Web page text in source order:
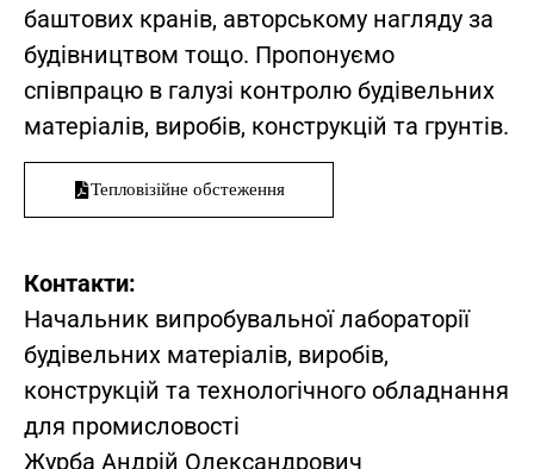
баштових кранів, авторському нагляду за
будівництвом тощо. Пропонуємо
співпрацю в галузі контролю будівельних
матеріалів, виробів, конструкцій та грунтів.
Тепловізійне обстеження
Контакти:
Начальник випробувальної лабораторії
будівельних матеріалів, виробів,
конструкцій та технологічного обладнання
для промисловості
Журба Андрій Олександрович